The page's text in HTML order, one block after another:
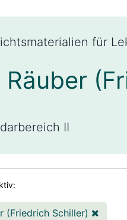
für
Räuber
II
(Friedrich Schiller)